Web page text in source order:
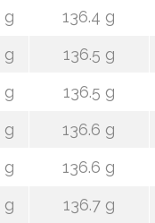
g 136.4 g
g 136.5 g
g 136.5 g
g 136.6 g
g 136.6 g
g 136.7 g